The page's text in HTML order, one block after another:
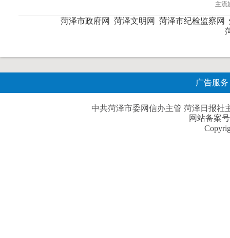
主流
菏泽市政府网 菏泽文明网 菏泽市纪检监察网
广告服务
中共菏泽市委网信办主管 菏泽日报社
网站备案